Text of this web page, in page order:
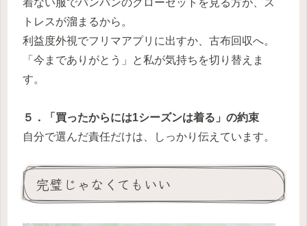
トレスが溜まるから。
利益度外視でフリマアプリに出すか、古布回収へ。
「今までありがとう」と私が気持ちを切り替えま
す。
５．「買ったからには1シーズンは着る」の約束
自分で選んだ責任だけは、しっかり伝えています。
完璧じゃなくてもいい